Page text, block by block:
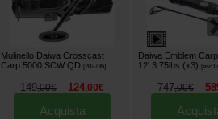
Mulinello Daiwa Crosscast
Carp 5000 SCW QD [202736]
149,00€ 124,00€
Acquista
Daiwa Emblem
12' 3.75lbs (x3)
[
747,00€